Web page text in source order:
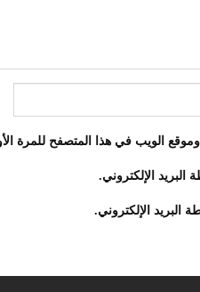
الويب في هذا المتصفح للمرة
البريد الإلكتروني.
البريد الإلكتروني.